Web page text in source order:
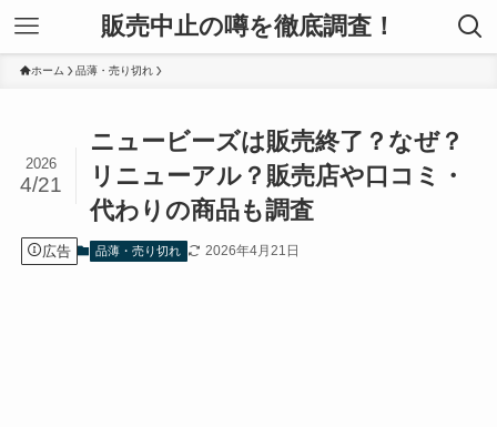
販売中止の噂を徹底調査！
ホーム 品薄・売り切れ
ニュービーズは販売終了？なぜ？
リニューアル？販売店や口コミ・
代わりの商品も調査
2026
4/21
広告 品薄・売り切れ 2026年4月21日